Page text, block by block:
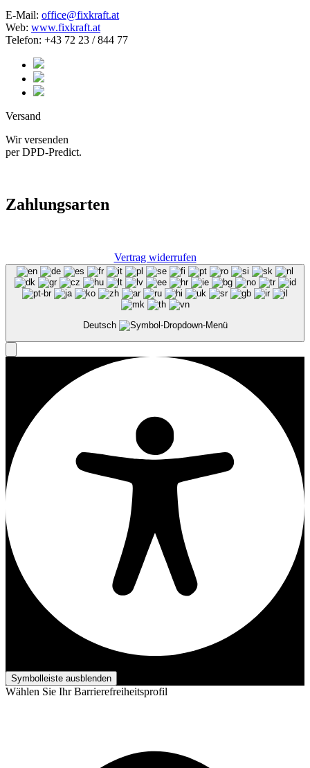
E-Mail: office@fixkraft.at
Web: www.fixkraft.at
Telefon: +43 72 23 / 844 77
Versand
Wir versenden
per DPD-Predict.
Zahlungsarten
Vertrag widerrufen
Deutsch
Symbolleiste ausblenden
Wählen Sie Ihr Barrierefreiheitsprofil